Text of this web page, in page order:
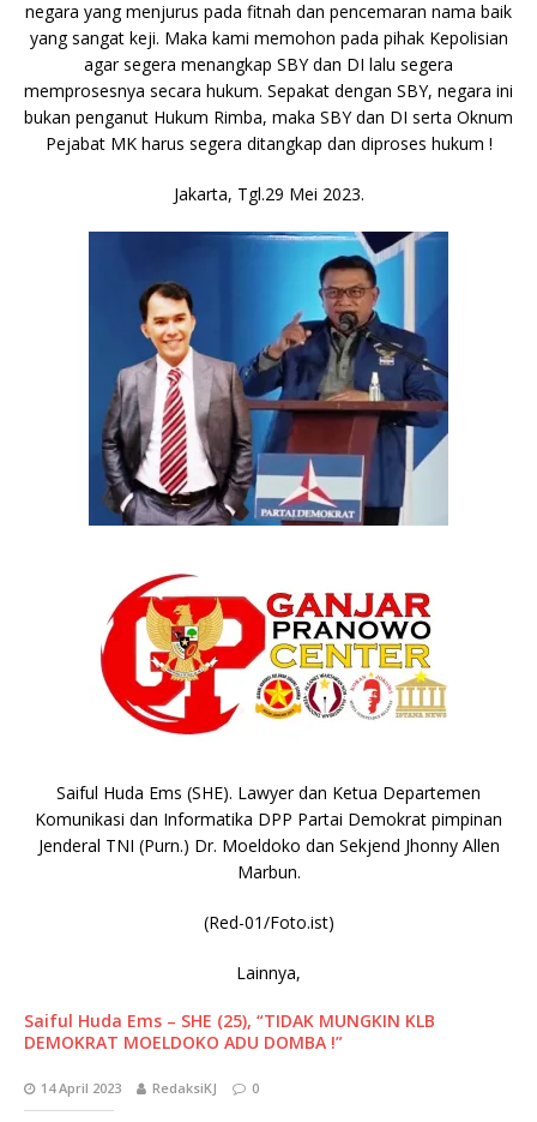
negara yang menjurus pada fitnah dan pencemaran nama baik
yang sangat keji. Maka kami memohon pada pihak Kepolisian
agar segera menangkap SBY dan DI lalu segera
memprosesnya secara hukum. Sepakat dengan SBY, negara ini
bukan penganut Hukum Rimba, maka SBY dan DI serta Oknum
Pejabat MK harus segera ditangkap dan diproses hukum !
Jakarta, Tgl.29 Mei 2023.
Saiful Huda Ems (SHE). Lawyer dan Ketua Departemen
Komunikasi dan Informatika DPP Partai Demokrat pimpinan
Jenderal TNI (Purn.) Dr. Moeldoko dan Sekjend Jhonny Allen
Marbun.
(Red-01/Foto.ist)
Lainnya,
Saiful Huda Ems – SHE (25), “TIDAK MUNGKIN KLB
DEMOKRAT MOELDOKO ADU DOMBA !”
14 April 2023 RedaksiKJ 0